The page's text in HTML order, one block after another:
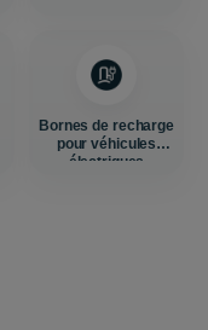
Bornes de recharge
pour véhicules
électriques